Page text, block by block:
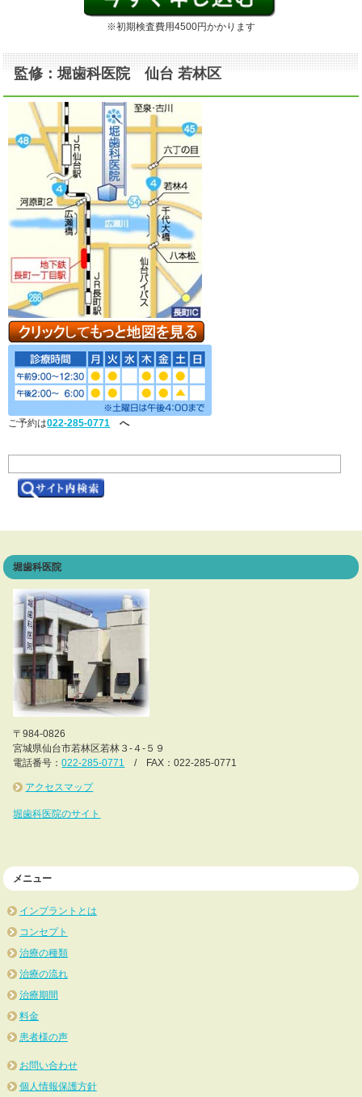
※初期検査費用4500円かかります
監修：堀歯科医院 仙台 若林区
ご予約は022-285-0771 へ
堀歯科医院
〒984-0826
宮城県仙台市若林区若林３-４-５９
電話番号：022-285-0771 / FAX：022-285-0771
アクセスマップ
堀歯科医院のサイト
メニュー
インプラントとは
コンセプト
治療の種類
治療の流れ
治療期間
料金
患者様の声
お問い合わせ
個人情報保護方針